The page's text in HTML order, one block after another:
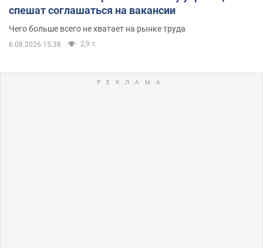
спешат соглашаться на вакансии
Чего больше всего не хватает на рынке труда
6.08.2026 15:38 2,9 т.